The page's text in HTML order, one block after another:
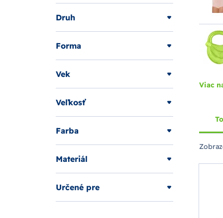
Druh
Forma
Vek
Veľkosť
Farba
Materiál
Určené pre
Viac